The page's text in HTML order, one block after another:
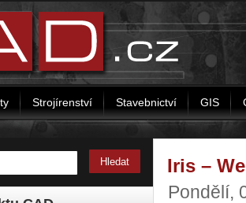
Strojírenství Stavebnictví GIS
Iris –
Pondělí,